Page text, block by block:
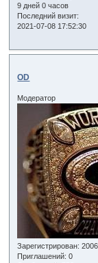
9 дней 0 часов
Последний визит:
2021-07-08 17:52:30
OD
Модератор
Зарегистрирован:
Приглашений: 0